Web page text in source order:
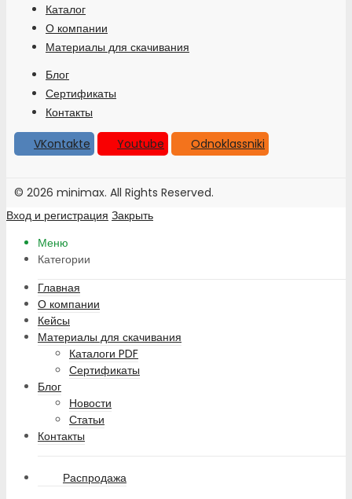
Каталог
О компании
Материалы для скачивания
Блог
Сертификаты
Контакты
VKontakte
Youtube Odnoklassniki
© 2026 minimax. All Rights Reserved.
Вход и регистрация Закрыть
Меню
Категории
Главная
О компании
Кейсы
Материалы для скачивания
Каталоги PDF
Сертификаты
Блог
Новости
Статьи
Контакты
Распродажа